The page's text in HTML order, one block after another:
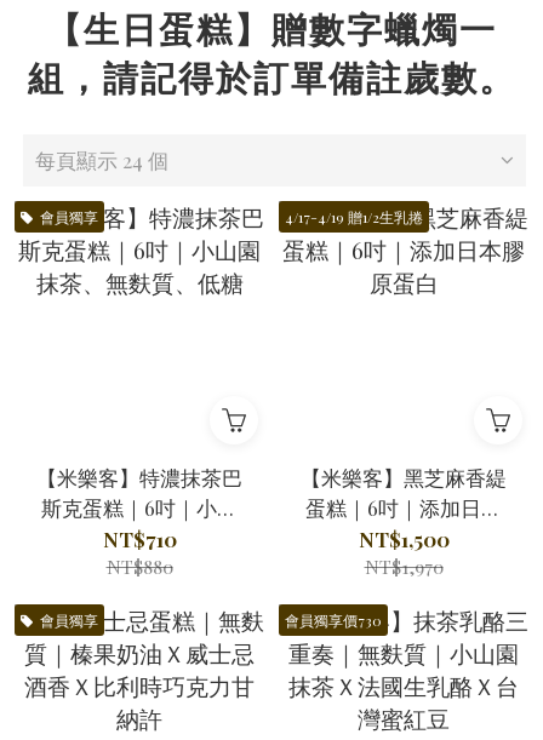
【生日蛋糕】贈數字蠟燭一
組，請記得於訂單備註歲數。
每頁顯示 24 個
會員獨享
【米樂客】特濃抹茶巴
斯克蛋糕｜6吋｜小山
園抹茶、無麩質、低糖
NT$710
NT$880
4/17-4/19 贈1/2生乳捲
【米樂客】黑芝麻香緹
蛋糕｜6吋｜添加日本
膠原蛋白
NT$1,500
NT$1,970
會員獨享 會員獨享價730